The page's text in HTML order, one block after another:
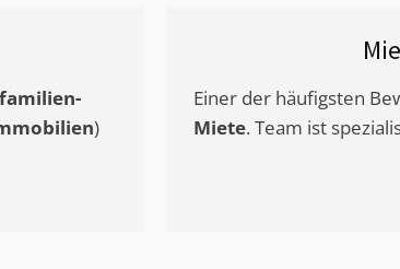
)
Einer der häufigsten
Miete. Team ist